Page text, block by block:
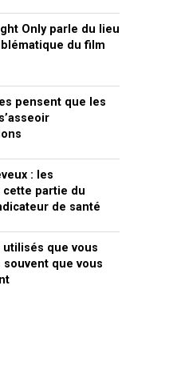
Only parle du lieu
du film
pensent que les
: les
partie du
de santé
que vous
que vous